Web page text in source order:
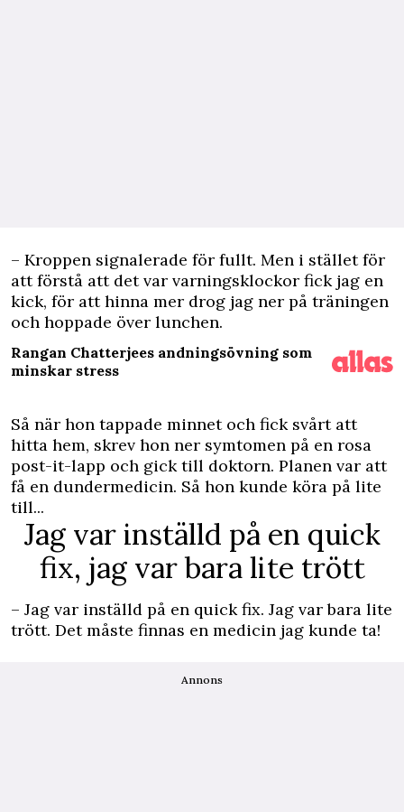
– Kroppen signalerade för fullt. Men i stället för
att förstå att det var varningsklockor fick jag en
kick, för att hinna mer drog jag ner på träningen
och hoppade över lunchen.
Rangan Chatterjees andningsövning som
minskar stress
Så när hon tappade minnet och fick svårt att
hitta hem, skrev hon ner symtomen på en rosa
post-it-lapp och gick till doktorn. Planen var att
få en dundermedicin. Så hon kunde köra på lite
till...
Jag var inställd på en quick
fix, jag var bara lite trött
– Jag var inställd på en quick fix. Jag var bara lite
trött. Det måste finnas en medicin jag kunde ta!
Annons